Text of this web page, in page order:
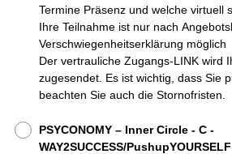
Termine Präsenz und welche virtuell
Ihre Teilnahme ist nur nach Angebotsbestätigung und
Verschwiegenheitserklärung möglich
Der vertrauliche Zugangs-LINK wird
zugesendet. Es ist wichtig, dass Sie
beachten Sie auch die Stornofristen.
PSYCONOMY – Inner Circle - C -
WAY2SUCCESS/PushupYOURSELF